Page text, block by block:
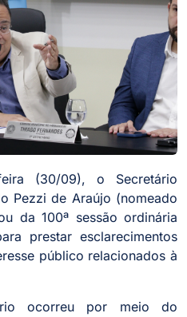
(30/09), o Secretário
Pezzi de Araújo (nomeado
da 100ª sessão ordinária
prestar esclarecimentos
público relacionados à
ocorreu por meio do